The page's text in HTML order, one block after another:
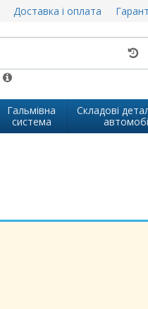
Доставка і оплата
Гальмівна
система
Складові